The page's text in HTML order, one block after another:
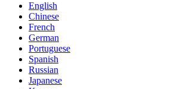
English
Chinese
French
German
Portuguese
Spanish
Russian
Japanese